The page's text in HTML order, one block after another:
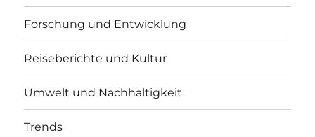
Forschung und Entwicklung
Reiseberichte und Kultur
Umwelt und Nachhaltigkeit
Trends